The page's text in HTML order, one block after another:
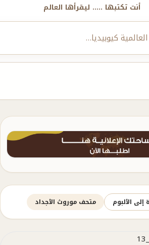
أنت تكتبها ..... ليقرأها العالم
إلى الألبوم متحف موروث الأجداد